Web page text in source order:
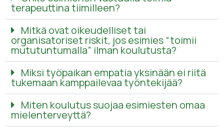
terapeuttina tiimilleen?
Mitkä ovat oikeudelliset tai
organisatoriset riskit, jos esimies “toimii
mututuntumalla” ilman koulutusta?
Miksi työpaikan empatia yksinään ei riitä
tukemaan kamppailevaa työntekijää?
Miten koulutus suojaa esimiesten omaa
mielenterveyttä?